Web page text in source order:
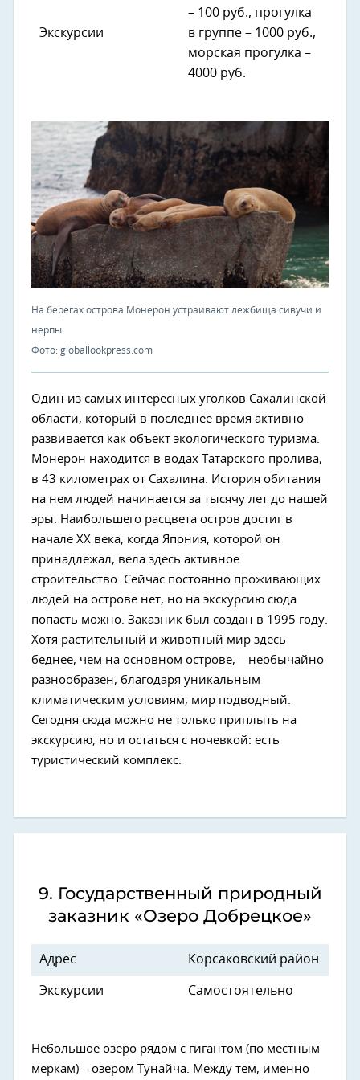
Экскурсии
– 100 руб., прогулка
в группе – 1000 руб.,
морская прогулка –
4000 руб.
На берегах острова Монерон устраивают лежбища сивучи и
нерпы.
Фото: globallookpress.com
Один из самых интересных уголков Сахалинской
области, который в последнее время активно
развивается как объект экологического туризма.
Монерон находится в водах Татарского пролива,
в 43 километрах от Сахалина. История обитания
на нем людей начинается за тысячу лет до нашей
эры. Наибольшего расцвета остров достиг в
начале XX века, когда Япония, которой он
принадлежал, вела здесь активное
строительство. Сейчас постоянно проживающих
людей на острове нет, но на экскурсию сюда
попасть можно. Заказник был создан в 1995 году.
Хотя растительный и животный мир здесь
беднее, чем на основном острове, – необычайно
разнообразен, благодаря уникальным
климатическим условиям, мир подводный.
Сегодня сюда можно не только приплыть на
экскурсию, но и остаться с ночевкой: есть
туристический комплекс.
9. Государственный природный
заказник «Озеро Добрецкое»
Адрес Корсаковский район
Экскурсии Самостоятельно
Небольшое озеро рядом с гигантом (по местным
меркам) – озером Тунайча. Между тем, именно